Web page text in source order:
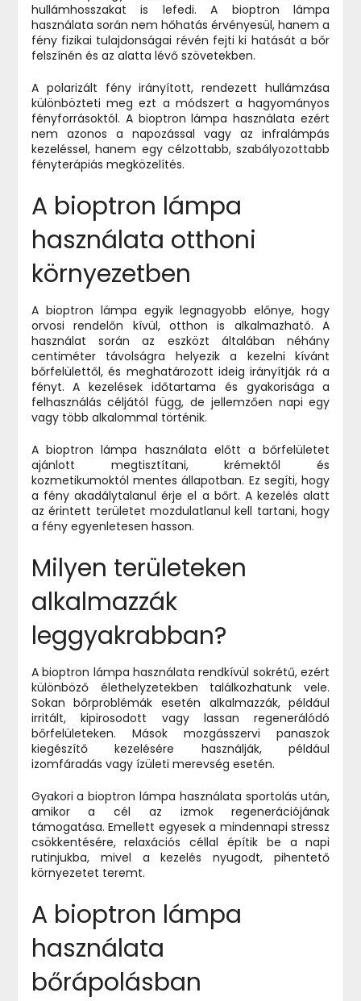
hullámhosszakat is lefedi. A bioptron lámpa
használata során nem hőhatás érvényesül, hanem a
fény fizikai tulajdonságai révén fejti ki hatását a bőr
felszínén és az alatta lévő szövetekben.
A polarizált fény irányított, rendezett hullámzása
különbözteti meg ezt a módszert a hagyományos
fényforrásoktól. A bioptron lámpa használata ezért
nem azonos a napozással vagy az infralámpás
kezeléssel, hanem egy célzottabb, szabályozottabb
fényterápiás megközelítés.
A bioptron lámpa
használata otthoni
környezetben
A bioptron lámpa egyik legnagyobb előnye, hogy
orvosi rendelőn kívül, otthon is alkalmazható. A
használat során az eszközt általában néhány
centiméter távolságra helyezik a kezelni kívánt
bőrfelülettől, és meghatározott ideig irányítják rá a
fényt. A kezelések időtartama és gyakorisága a
felhasználás céljától függ, de jellemzően napi egy
vagy több alkalommal történik.
A bioptron lámpa használata előtt a bőrfelületet
ajánlott megtisztítani, krémektől és
kozmetikumoktól mentes állapotban. Ez segíti, hogy
a fény akadálytalanul érje el a bőrt. A kezelés alatt
az érintett területet mozdulatlanul kell tartani, hogy
a fény egyenletesen hasson.
Milyen területeken
alkalmazzák
leggyakrabban?
A bioptron lámpa használata rendkívül sokrétű, ezért
különböző élethelyzetekben találkozhatunk vele.
Sokan bőrproblémák esetén alkalmazzák, például
irritált, kipirosodott vagy lassan regenerálódó
bőrfelületeken. Mások mozgásszervi panaszok
kiegészítő kezelésére használják, például
izomfáradás vagy ízületi merevség esetén.
Gyakori a bioptron lámpa használata sportolás után,
amikor a cél az izmok regenerációjának
támogatása. Emellett egyesek a mindennapi stressz
csökkentésére, relaxációs céllal építik be a napi
rutinjukba, mivel a kezelés nyugodt, pihentető
környezetet teremt.
A bioptron lámpa
használata
bőrápolásban